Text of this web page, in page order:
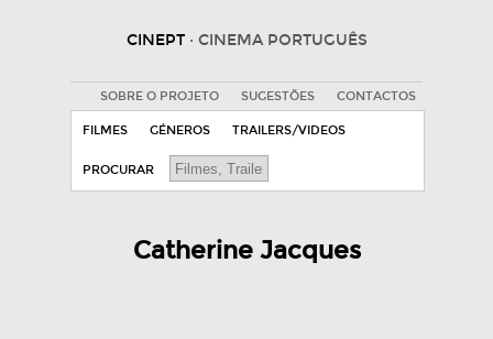
CINEPT · CINEMA PORTUGUÊS
SOBRE O PROJETO SUGESTÕES CONTACTOS
FILMES GÉNEROS TRAILERS/VIDEOS
PROCURAR
Catherine Jacques